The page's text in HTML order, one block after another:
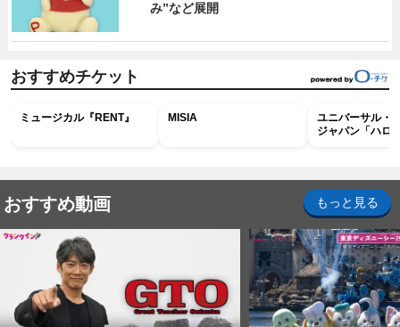
み”など展開
おすすめチケット
ミュージカル『RENT』 MISIA
ユニバーサル・
ジャパン「ハロ
おすすめ動画 もっと見る